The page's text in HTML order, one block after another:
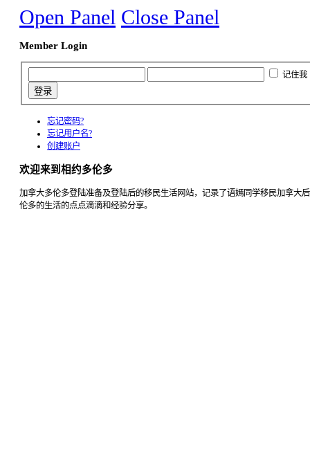
Open Panel Close Panel
Member Login
记住我
忘记密码?
忘记用户名?
创建账户
欢迎来到相约多伦多
加拿大多伦多登陆准备及登陆后的移民生活网站，记录了语嫣同学移民加拿大
伦多的生活的点点滴滴和经验分享。